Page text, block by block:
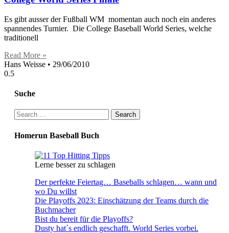
Es gibt ausser der Fußball WM momentan auch noch ein anderes
spannendes Turnier. Die College Baseball World Series, welche
traditionell
Read More »
Hans Weisse
29/06/2010
Suche
Search
for:
Homerun Baseball Buch
Lerne besser zu schlagen
Der perfekte Feiertag… Baseballs schlagen… wann und
wo Du willst
Die Playoffs 2023: Einschätzung der Teams durch die
Buchmacher
Bist du bereit für die Playoffs?
Dusty hat´s endlich geschafft. World Series vorbei.